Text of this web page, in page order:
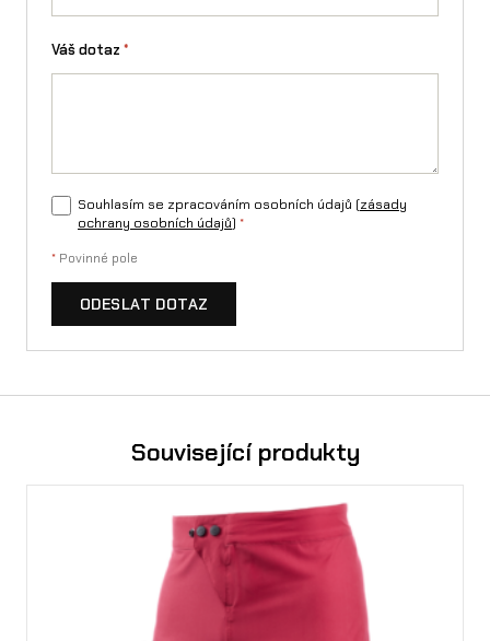
Váš dotaz *
Souhlasím se zpracováním osobních údajů (zásady
ochrany osobních údajů) *
* Povinné pole
ODESLAT DOTAZ
Související produkty